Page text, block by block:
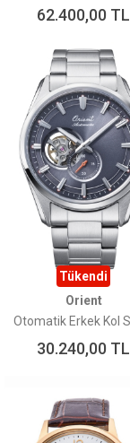
62.400,00 TL
Tükendi
Orient
30.240,00 TL